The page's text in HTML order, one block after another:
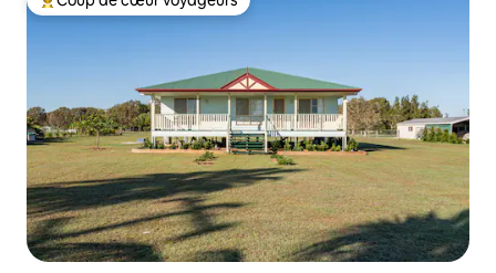
Coups de cœur voyageurs les plus appréciés